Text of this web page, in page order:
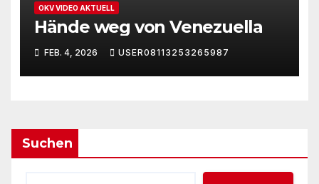
OKV VIDEO AKTUELL
Hände weg von Venezuella
FEB. 4, 2026 USER08113253265987
Suchen